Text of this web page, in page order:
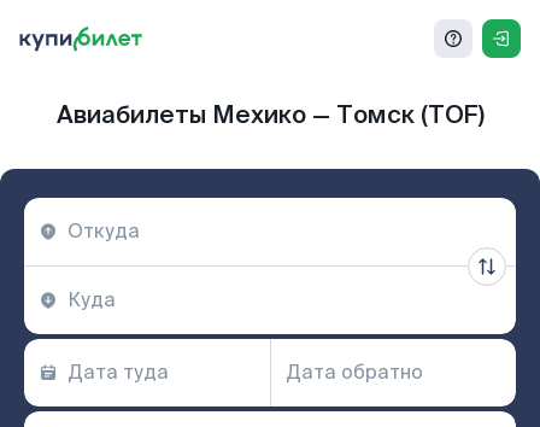
Авиабилеты Мехико — Томск (TOF)